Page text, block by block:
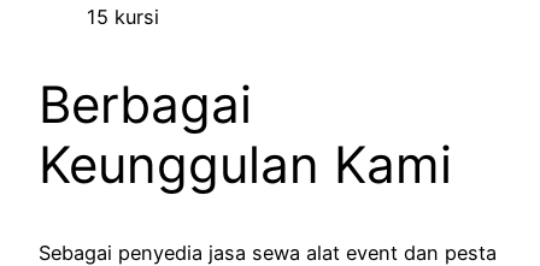
15 kursi
Berbagai
Keunggulan Kami
Sebagai penyedia jasa sewa alat event dan pesta